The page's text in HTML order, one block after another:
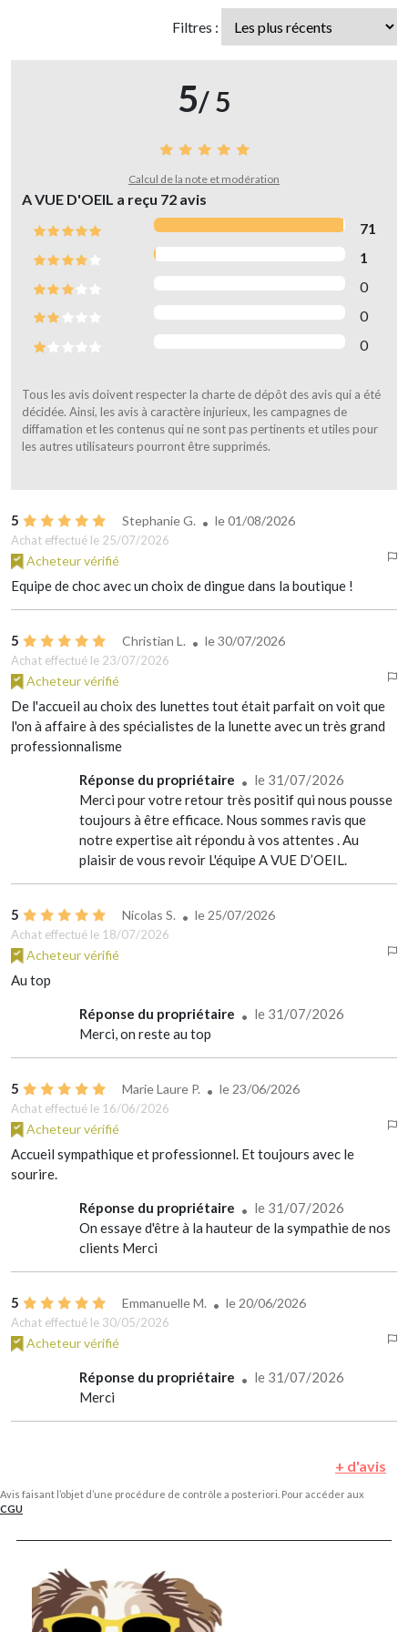
Filtres :
5/ 5
Calcul de la note et modération
A VUE D'OEIL a reçu 72 avis
71
1
0
0
0
Tous les avis doivent respecter la charte de dépôt des avis qui a été
décidée. Ainsi, les avis à caractère injurieux, les campagnes de
diffamation et les contenus qui ne sont pas pertinents et utiles pour
les autres utilisateurs pourront être supprimés.
5 Stephanie G. le01/08/2026
Achat effectué le 25/07/2026
Acheteur vérifié
Equipe de choc avec un choix de dingue dans la boutique !
5 Christian L. le30/07/2026
Achat effectué le 23/07/2026
Acheteur vérifié
De l'accueil au choix des lunettes tout était parfait on voit que
l'on à affaire à des spécialistes de la lunette avec un très grand
professionnalisme
Réponse du propriétaire
le 31/07/2026
Merci pour votre retour très positif qui nous pousse
toujours à être efficace. Nous sommes ravis que
notre expertise ait répondu à vos attentes . Au
plaisir de vous revoir L'équipe A VUE D’OEIL.
5 Nicolas S. le 25/07/2026
Achat effectué le 18/07/2026
Acheteur vérifié
Au top
Réponse du propriétaire
le 31/07/2026
Merci, on reste au top
5 Marie Laure P. le 23/06/2026
Achat effectué le 16/06/2026
Acheteur vérifié
Accueil sympathique et professionnel. Et toujours avec le
sourire.
Réponse du propriétaire
le 31/07/2026
On essaye d'être à la hauteur de la sympathie de nos
clients Merci
5 Emmanuelle M. le 20/06/2026
Achat effectué le 30/05/2026
Acheteur vérifié
Réponse du propriétaire
le 31/07/2026
Merci
Avis faisant l’objet d’une procédure de contrôle a posteriori. Pour accéder aux
CGU
+ d'avis